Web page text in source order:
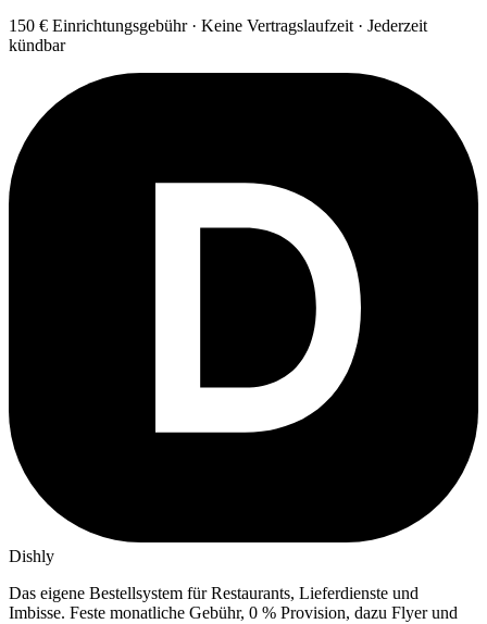
150 € Einrichtungsgebühr · Keine Vertragslaufzeit · Jederzeit
kündbar
Dishly
Das eigene Bestellsystem für Restaurants, Lieferdienste und
Imbisse. Feste monatliche Gebühr, 0 % Provision, dazu Flyer und